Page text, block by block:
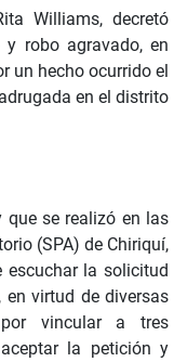
Williams, decretó
robo agravado, en
un hecho ocurrido el
en el distrito
que se realizó en las
(SPA) de Chiriquí,
escuchar la solicitud
virtud de diversas
por vincular a tres
la petición y